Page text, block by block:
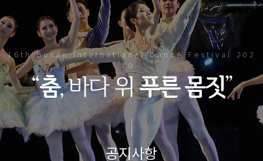
16th Busan Internatianal Dance Festival 202
0
“춤, 바다 위푸른 몸짓”
공지사항